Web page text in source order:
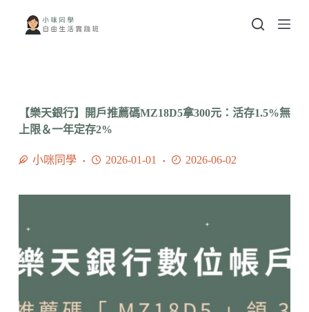
【樂天銀行】開戶推薦碼MZ18D5拿300元：活存1.5%無
上限＆一年定存2%
小咪同學 2026-01-01 2026-06-02